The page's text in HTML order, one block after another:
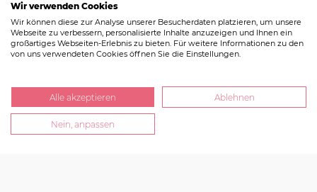
Jetzt Nachricht schreiben und 3-Loch_Stute ein
Individualangebot unterbreiten!
Nachricht schreiben
Wir verwenden Cookies
Wir können diese zur Analyse unserer Besucherdaten platzieren, um unsere
Webseite zu verbessern, personalisierte Inhalte anzuzeigen und Ihnen ein
großartiges Webseiten-Erlebnis zu bieten. Für weitere Informationen zu den
von uns verwendeten Cookies öffnen Sie die Einstellungen.
Alle akzeptieren Ablehnen
Nein, anpassen